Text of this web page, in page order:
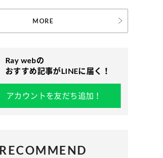
MORE
Ray webの
おすすめ記事がLINEに届く！
アカウントを友だち追加！
RECOMMEND